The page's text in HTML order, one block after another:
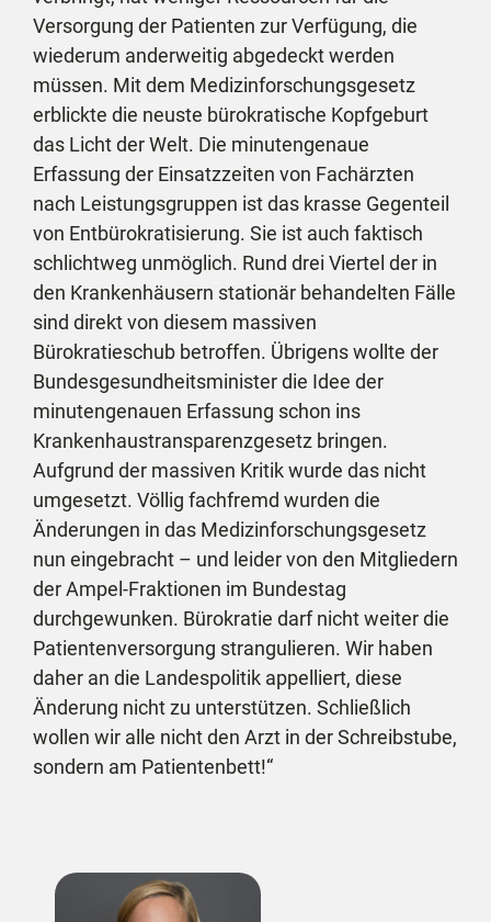
Versorgung der Patienten zur Verfügung, die
wiederum anderweitig abgedeckt werden
müssen. Mit dem Medizinforschungsgesetz
erblickte die neuste bürokratische Kopfgeburt
das Licht der Welt. Die minutengenaue
Erfassung der Einsatzzeiten von Fachärzten
nach Leistungsgruppen ist das krasse Gegenteil
von Entbürokratisierung. Sie ist auch faktisch
schlichtweg unmöglich. Rund drei Viertel der in
den Krankenhäusern stationär behandelten Fälle
sind direkt von diesem massiven
Bürokratieschub betroffen. Übrigens wollte der
Bundesgesundheitsminister die Idee der
minutengenauen Erfassung schon ins
Krankenhaustransparenzgesetz bringen.
Aufgrund der massiven Kritik wurde das nicht
umgesetzt. Völlig fachfremd wurden die
Änderungen in das Medizinforschungsgesetz
nun eingebracht – und leider von den Mitgliedern
der Ampel-Fraktionen im Bundestag
durchgewunken. Bürokratie darf nicht weiter die
Patientenversorgung strangulieren. Wir haben
daher an die Landespolitik appelliert, diese
Änderung nicht zu unterstützen. Schließlich
wollen wir alle nicht den Arzt in der Schreibstube,
sondern am Patientenbett!“